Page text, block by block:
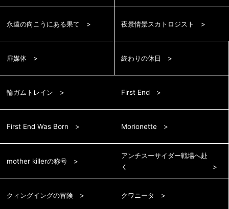
永遠の向こうにある果て 夜景情景スカトロジスト
扉媒体 終わりの休日
輪ガムトレイン First End
First End Was Born Morionette
mother killerの称号
アンチスーサイダー戦場へ赴
く
クィングイングの冒険 クワニータ